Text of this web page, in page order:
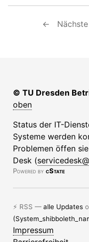
← Nächste
© TU Dresden
oben
Status der IT-
Systeme werden
Problemen öffen
Desk (
Powered by cState
⚡ RSS —alle Updates
Impressum